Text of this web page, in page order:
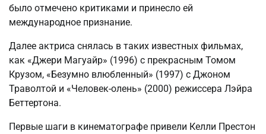
было отмечено критиками и принесло ей
международное признание.
Далее актриса снялась в таких известных фильмах,
как «Джери Магуайр» (1996) с прекрасным Томом
Крузом, «Безумно влюбленный» (1997) с Джоном
Траволтой и «Человек-олень» (2000) режиссера Лэйра
Беттертона.
Первые шаги в кинематографе привели Келли Престон